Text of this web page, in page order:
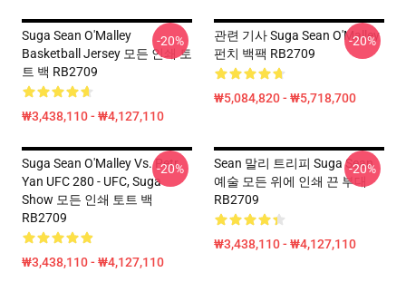
Suga Sean O'Malley
Basketball Jersey 모든 인쇄 토
트 백 RB2709
₩3,438,110 - ₩4,127,110
-20%
관련 기사 Suga Sean O'Malley
펀치 백팩 RB2709
₩5,084,820 - ₩5,718,700
-20%
Suga Sean O'Malley Vs. Petr
Yan UFC 280 - UFC, Suga
Show 모든 인쇄 토트 백
RB2709
₩3,438,110 - ₩4,127,110
-20%
Sean 말리 트리피 Suga Sean
예술 모든 위에 인쇄 끈 부대
RB2709
₩3,438,110 - ₩4,127,110
-20%